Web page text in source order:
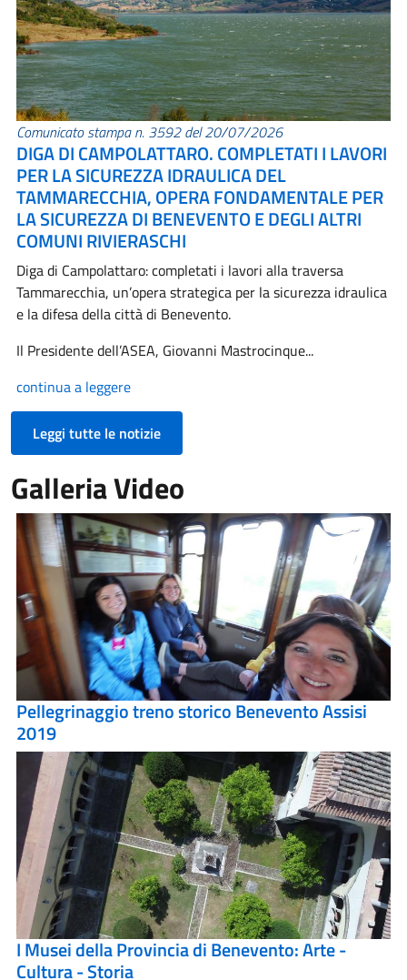
Comunicato stampa n. 3592 del 20/07/2026
DIGA DI CAMPOLATTARO. COMPLETATI I LAVORI
PER LA SICUREZZA IDRAULICA DEL
TAMMARECCHIA, OPERA FONDAMENTALE PER
LA SICUREZZA DI BENEVENTO E DEGLI ALTRI
COMUNI RIVIERASCHI
Diga di Campolattaro: completati i lavori alla traversa
Tammarecchia, un’opera strategica per la sicurezza idraulica
e la difesa della città di Benevento.
Il Presidente dell’ASEA, Giovanni Mastrocinque...
continua a leggere
Leggi tutte le notizie
Galleria Video
Pellegrinaggio treno storico Benevento Assisi
2019
I Musei della Provincia di Benevento: Arte -
Cultura - Storia